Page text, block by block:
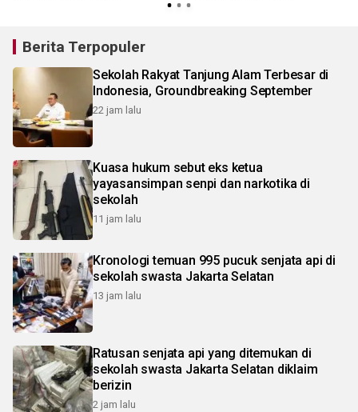
Berita Terpopuler
Sekolah Rakyat Tanjung Alam Terbesar di
Indonesia, Groundbreaking September
22 jam lalu
Kuasa hukum sebut eks ketua
yayasansimpan senpi dan narkotika di
sekolah
11 jam lalu
Kronologi temuan 995 pucuk senjata api di
sekolah swasta Jakarta Selatan
13 jam lalu
Ratusan senjata api yang ditemukan di
sekolah swasta Jakarta Selatan diklaim
berizin
2 jam lalu